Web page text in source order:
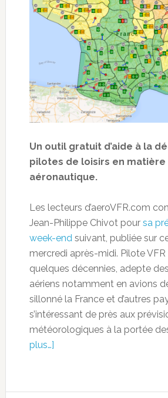
Un outil gratuit d’aide à la
pilotes de loisirs en
aéronautique.
Les lecteurs d’aeroVFR.com
Jean-Philippe Chivot pour sa
week-endsuivant, publiée sur
mercredi après-midi. Pilote VFR
quelques décennies, adepte
aériens notamment en avions
sillonné la France et d’autres
s’intéressant de près aux
météorologiques à la portée
plus…]